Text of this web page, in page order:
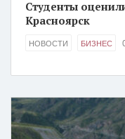
Студенты
Красноярск
НОВОСТИ БИЗНЕС